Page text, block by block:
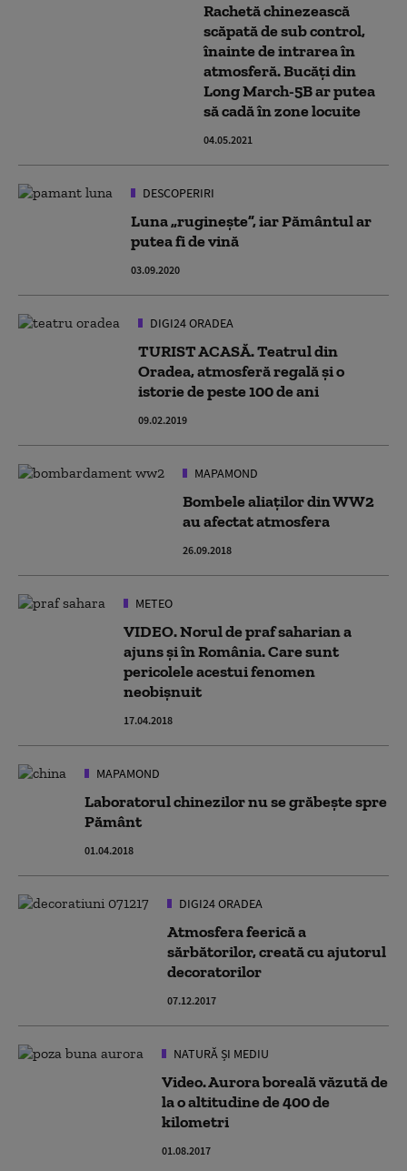
Rachetă chinezească
scăpată de sub control,
înainte de intrarea în
atmosferă. Bucăți din
Long March-5B ar putea
să cadă în zone locuite
04.05.2021
DESCOPERIRI
Luna „ruginește”, iar Pământul ar
putea fi de vină
03.09.2020
DIGI24 ORADEA
TURIST ACASĂ. Teatrul din
Oradea, atmosferă regală și o
istorie de peste 100 de ani
09.02.2019
MAPAMOND
Bombele aliaților din WW2
au afectat atmosfera
26.09.2018
METEO
VIDEO. Norul de praf saharian a
ajuns și în România. Care sunt
pericolele acestui fenomen
neobișnuit
17.04.2018
MAPAMOND
Laboratorul chinezilor nu se grăbeşte spre
Pământ
01.04.2018
DIGI24 ORADEA
Atmosfera feerică a
sărbătorilor, creată cu ajutorul
decoratorilor
07.12.2017
NATURĂ ȘI MEDIU
Video. Aurora boreală văzută de
la o altitudine de 400 de
kilometri
01.08.2017